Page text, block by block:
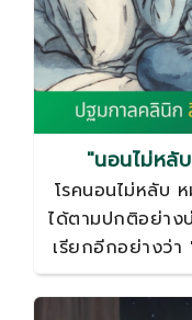
"นอนไม่หลั
โรคนอนไม่หลับ
ได้ตามปกติอย่าง
เรียกอีกอย่างว่า
ไม่ได้"(不得卧 ปู้